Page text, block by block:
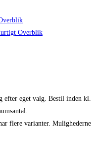
Overblik
efter eget valg. Bestil inden kl.
flere varianter. Mulighederne